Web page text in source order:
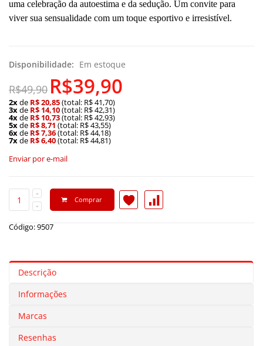
uma celebração da autoestima e da sedução. Um convite para
viver sua sensualidade com um toque esportivo e irresistível.
Disponibilidade: Em estoque
R$49,90 R$39,90
2xde R$ 20,85(total: R$ 41,70)
3xde R$ 14,10(total: R$ 42,31)
4xde R$ 10,73(total: R$ 42,93)
5xde R$ 8,71 (total: R$ 43,55)
6xde R$ 7,36(total: R$ 44,18)
7xde R$ 6,40(total: R$ 44,81)
Enviar por e-mail
Comprar
Código: 9507
Descrição
Informações
Marcas
Resenhas